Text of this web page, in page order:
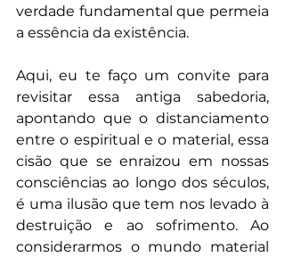
verdade fundamental que permeia
a essência da existência.
Aqui, eu te faço um convite para
revisitar essa antiga sabedoria,
apontando que o distanciamento
entre o espiritual e o material, essa
cisão que se enraizou em nossas
consciências ao longo dos séculos,
é uma ilusão que tem nos levado à
destruição e ao sofrimento. Ao
considerarmos o mundo material